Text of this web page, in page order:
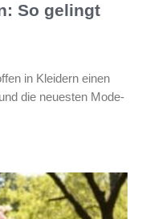
So gelingt
in Kleidern einen
die neuesten Mode-